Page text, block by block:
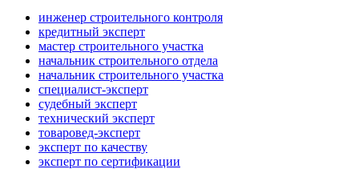
инженер строительного контроля
кредитный эксперт
мастер строительного участка
начальник строительного отдела
начальник строительного участка
специалист-эксперт
судебный эксперт
технический эксперт
товаровед-эксперт
эксперт по качеству
эксперт по сертификации